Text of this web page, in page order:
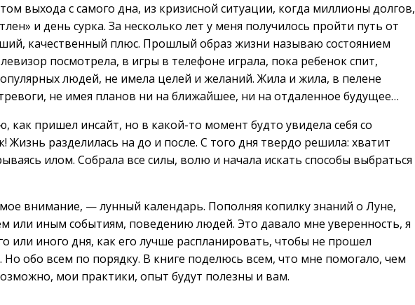
выхода с самого дна, из кризисной ситуации, когда миллионы долгов,
и день сурка. За несколько лет у меня получилось пройти путь от
качественный плюс. Прошлый образ жизни называю состоянием
посмотрела, в игры в телефоне играла, пока ребенок спит,
людей, не имела целей и желаний. Жила и жила, в пелене
не имея планов ни на ближайшее, ни на отдаленное будущее…
как пришел инсайт, но в какой-то момент будто увидела себя со
Жизнь разделилась на до и после. С того дня твердо решила: хватит
илом. Собрала все силы, волю и начала искать способы выбраться
внимание, — лунный календарь. Пополняя копилку знаний о Луне,
или иным событиям, поведению людей. Это давало мне уверенность, я
или иного дня, как его лучше распланировать, чтобы не прошел
Но обо всем по порядку. В книге поделюсь всем, что мне помогало, чем
мои практики, опыт будут полезны и вам.